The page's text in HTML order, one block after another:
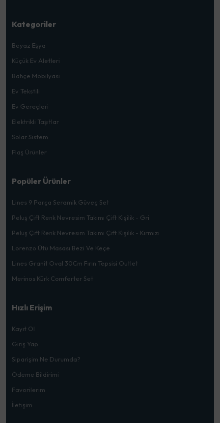
Kategoriler
Beyaz Eşya
Küçük Ev Aletleri
Bahçe Mobilyası
Ev Tekstili
Ev Gereçleri
Elektrikli Taşıtlar
Solar Sistem
Flaş Ürünler
Popüler Ürünler
Lines 9 Parça Seramik Güveç Set
Peluş Çift Renk Nevresim Takımı Çift Kişilik - Gri
Peluş Çift Renk Nevresim Takımı Çift Kişilik - Kırmızı
Lorenzo Ütü Masası Bezi Ve Keçe
Lines Granit Oval 30Cm Fırın Tepsisi Outlet
Merinos Kürk Comferter Set
Hızlı Erişim
Kayıt Ol
Giriş Yap
Siparişim Ne Durumda?
Ödeme Bildirimi
Favorilerim
İletişim